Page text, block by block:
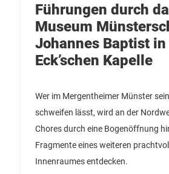
Führungen durch
Museum
Johannes Baptist in
Eck’schen Kapelle
Wer im Mergentheimer Münster
schweifen lässt, wird an der
Chores durch eine Bogenöffnung
Fragmente eines weiteren
Innenraumes entdecken.